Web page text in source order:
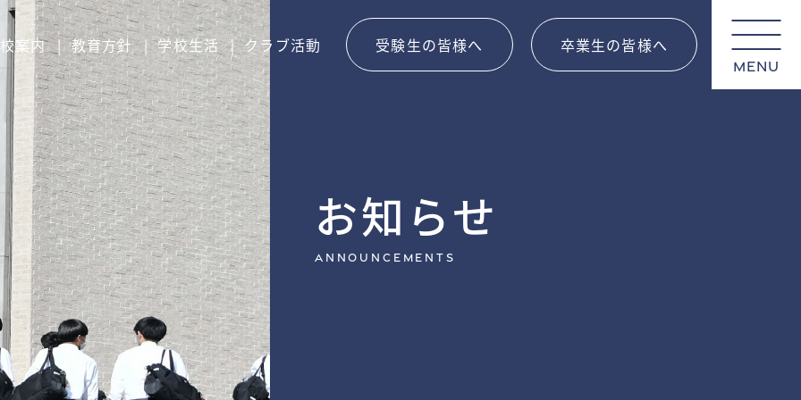
案内 教育方針 学校生活 クラブ活動 受験生の皆様へ 卒業生の皆様へ
MENU
お知らせ
Announcements